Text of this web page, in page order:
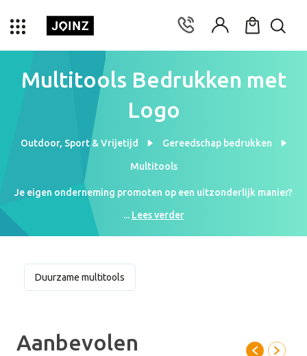
Multitools Bedrukken met
Logo
Outdoor, Sport & Vrijetijd Gereedschap bedrukken
Multitools
Je eigen onderneming promoten op een uitzonderlijk manier?
Probeer onze multitools en laat ze bedrukken. We bedrukken
multitools vanaf [prijs] voor [aantal] stuks. We hebben een groot
assortiment waar je uit kunt kiezen. Wil je jouw bestelling
je eerst weten hoe jouw tekst of boodschap staat op de
multitool? Je kunt ons een digitaal drukvoorbeeld vragen. Een
... Lees verder
Duurzame multitools
Aanbevolen